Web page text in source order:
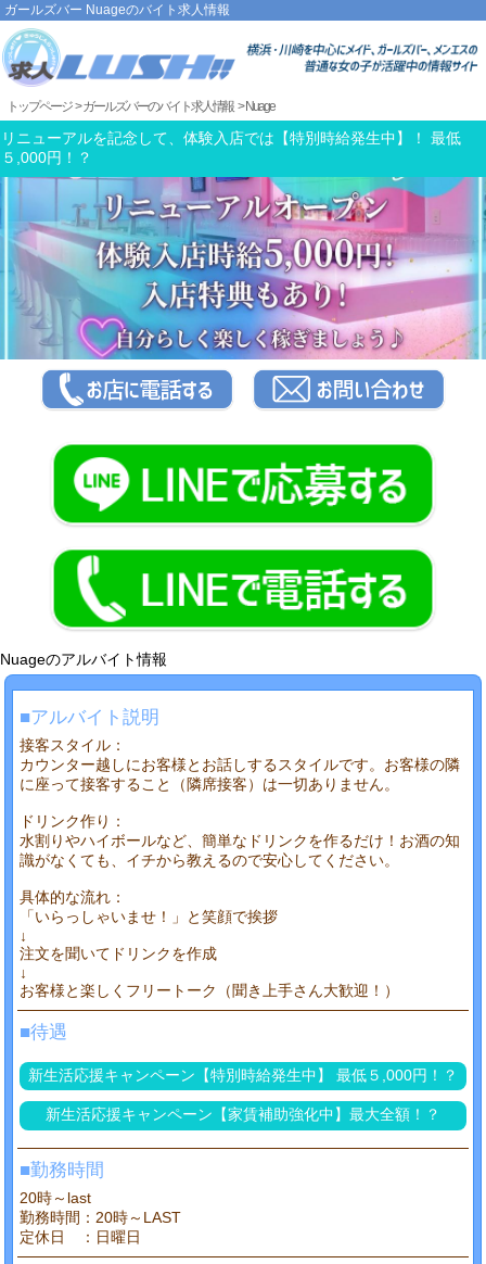
ガールズバー Nuageのバイト求人情報
トップページ ガールズバー のバイト求人情報 Nuage
リニューアルを記念して、体験入店では【特別時給発生中】！ 最低
５,000円！？
Nuageのアルバイト情報
■アルバイト説明
接客スタイル：
カウンター越しにお客様とお話しするスタイルです。お客様の隣
に座って接客すること（隣席接客）は一切ありません。
ドリンク作り：
水割りやハイボールなど、簡単なドリンクを作るだけ！お酒の知
識がなくても、イチから教えるので安心してください。
具体的な流れ：
「いらっしゃいませ！」と笑顔で挨拶
↓
注文を聞いてドリンクを作成
↓
お客様と楽しくフリートーク（聞き上手さん大歓迎！）
■待遇
新生活応援キャンペーン【特別時給発生中】 最低５,000円！？
新生活応援キャンペーン【家賃補助強化中】最大全額！？
■勤務時間
20時～last
勤務時間：20時～LAST
定休日 ：日曜日